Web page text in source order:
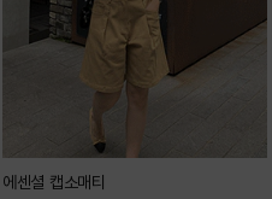
에센셜 캡소매티